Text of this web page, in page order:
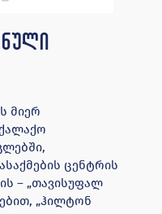
მიერ
ცენტრის
– „თავისუფალ
„ჰილტონ